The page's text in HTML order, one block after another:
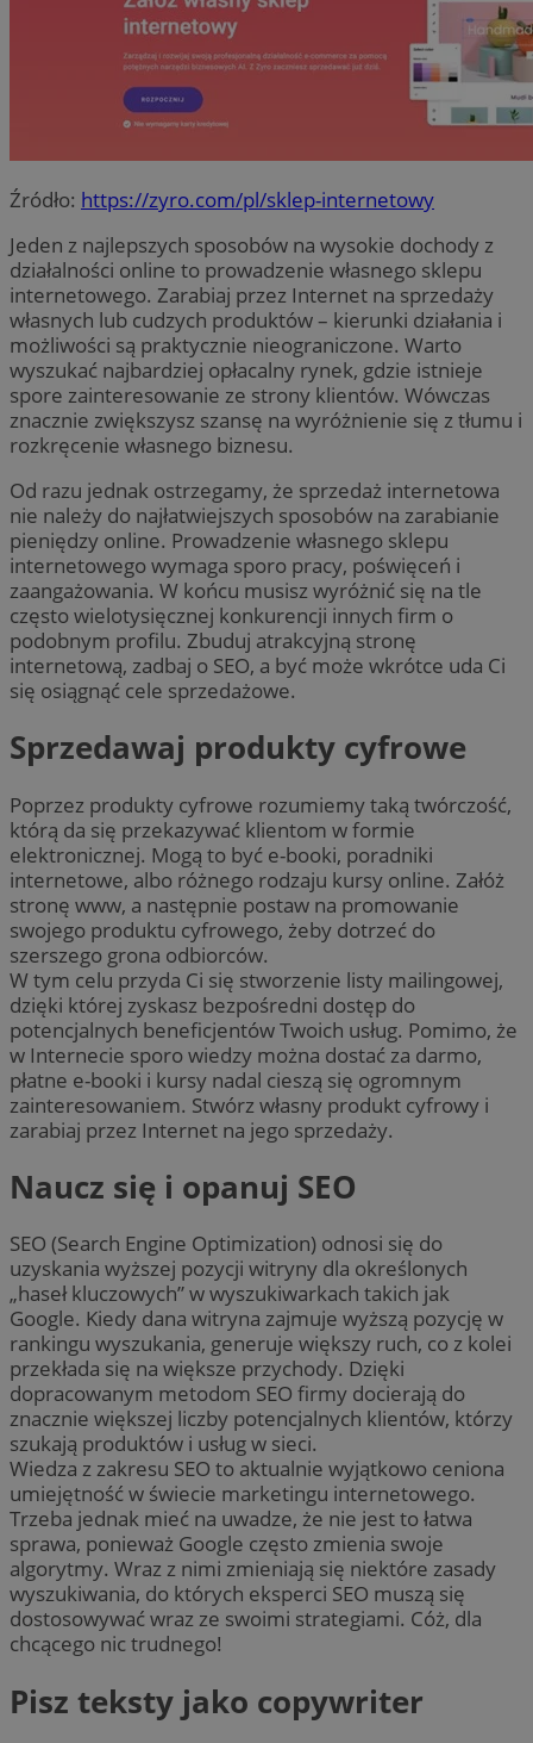
Źródło: https://zyro.com/pl/sklep-internetowy
Jeden z najlepszych sposobów na wysokie dochody z
działalności online to prowadzenie własnego sklepu
internetowego. Zarabiaj przez Internet na sprzedaży
własnych lub cudzych produktów – kierunki działania i
możliwości są praktycznie nieograniczone. Warto
wyszukać najbardziej opłacalny rynek, gdzie istnieje
spore zainteresowanie ze strony klientów. Wówczas
znacznie zwiększysz szansę na wyróżnienie się z tłumu i
rozkręcenie własnego biznesu.
Od razu jednak ostrzegamy, że sprzedaż internetowa
nie należy do najłatwiejszych sposobów na zarabianie
pieniędzy online. Prowadzenie własnego sklepu
internetowego wymaga sporo pracy, poświęceń i
zaangażowania. W końcu musisz wyróżnić się na tle
często wielotysięcznej konkurencji innych firm o
podobnym profilu. Zbuduj atrakcyjną stronę
internetową, zadbaj o SEO, a być może wkrótce uda Ci
się osiągnąć cele sprzedażowe.
Sprzedawaj produkty cyfrowe
Poprzez produkty cyfrowe rozumiemy taką twórczość,
którą da się przekazywać klientom w formie
elektronicznej. Mogą to być e-booki, poradniki
internetowe, albo różnego rodzaju kursy online. Załóż
stronę www, a następnie postaw na promowanie
swojego produktu cyfrowego, żeby dotrzeć do
szerszego grona odbiorców.
W tym celu przyda Ci się stworzenie listy mailingowej,
dzięki której zyskasz bezpośredni dostęp do
potencjalnych beneficjentów Twoich usług. Pomimo, że
w Internecie sporo wiedzy można dostać za darmo,
płatne e-booki i kursy nadal cieszą się ogromnym
zainteresowaniem. Stwórz własny produkt cyfrowy i
zarabiaj przez Internet na jego sprzedaży.
Naucz się i opanuj SEO
SEO (Search Engine Optimization) odnosi się do
uzyskania wyższej pozycji witryny dla określonych
„haseł kluczowych” w wyszukiwarkach takich jak
Google. Kiedy dana witryna zajmuje wyższą pozycję w
rankingu wyszukania, generuje większy ruch, co z kolei
przekłada się na większe przychody. Dzięki
dopracowanym metodom SEO firmy docierają do
znacznie większej liczby potencjalnych klientów, którzy
szukają produktów i usług w sieci.
Wiedza z zakresu SEO to aktualnie wyjątkowo ceniona
umiejętność w świecie marketingu internetowego.
Trzeba jednak mieć na uwadze, że nie jest to łatwa
sprawa, ponieważ Google często zmienia swoje
algorytmy. Wraz z nimi zmieniają się niektóre zasady
wyszukiwania, do których eksperci SEO muszą się
dostosowywać wraz ze swoimi strategiami. Cóż, dla
chcącego nic trudnego!
Pisz teksty jako copywriter